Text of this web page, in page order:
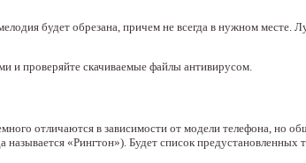
будет обрезана, причем не всегда в нужном месте.
и проверяйте скачиваемые файлы антивирусом.
отличаются в зависимости от модели телефона, но
«Рингтон»). Будет список предустановленных